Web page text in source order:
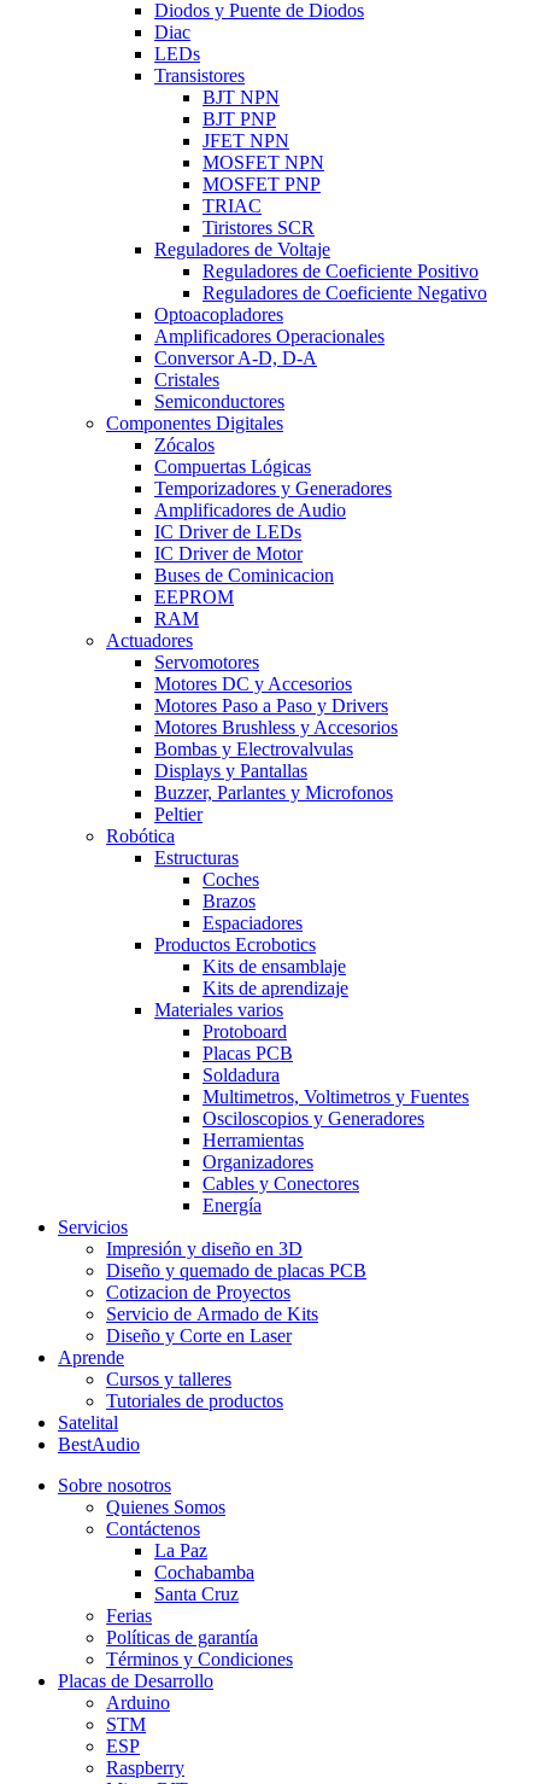
Diodos y Puente de Diodos
Diac
LEDs
Transistores
BJT NPN
BJT PNP
JFET NPN
MOSFET NPN
MOSFET PNP
TRIAC
Tiristores SCR
Reguladores de Voltaje
Reguladores de Coeficiente Positivo
Reguladores de Coeficiente Negativo
Optoacopladores
Amplificadores Operacionales
Conversor A-D, D-A
Cristales
Semiconductores
Componentes Digitales
Zócalos
Compuertas Lógicas
Temporizadores y Generadores
Amplificadores de Audio
IC Driver de LEDs
IC Driver de Motor
Buses de Cominicacion
EEPROM
RAM
Actuadores
Servomotores
Motores DC y Accesorios
Motores Paso a Paso y Drivers
Motores Brushless y Accesorios
Bombas y Electrovalvulas
Displays y Pantallas
Buzzer, Parlantes y Microfonos
Peltier
Robótica
Estructuras
Coches
Brazos
Espaciadores
Productos Ecrobotics
Kits de ensamblaje
Kits de aprendizaje
Materiales varios
Protoboard
Placas PCB
Soldadura
Multimetros, Voltimetros y Fuentes
Osciloscopios y Generadores
Herramientas
Organizadores
Cables y Conectores
Energía
Servicios
Impresión y diseño en 3D
Diseño y quemado de placas PCB
Cotizacion de Proyectos
Servicio de Armado de Kits
Diseño y Corte en Laser
Aprende
Cursos y talleres
Tutoriales de productos
Satelital
BestAudio
Sobre nosotros
Quienes Somos
Contáctenos
La Paz
Cochabamba
Santa Cruz
Ferias
Políticas de garantía
Términos y Condiciones
Placas de Desarrollo
Arduino
STM
ESP
Raspberry